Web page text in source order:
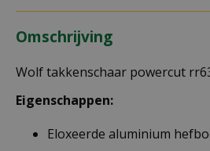
Omschrijving
Wolf takkenschaar powercut
Eigenschappen:
Eloxeerde aluminium